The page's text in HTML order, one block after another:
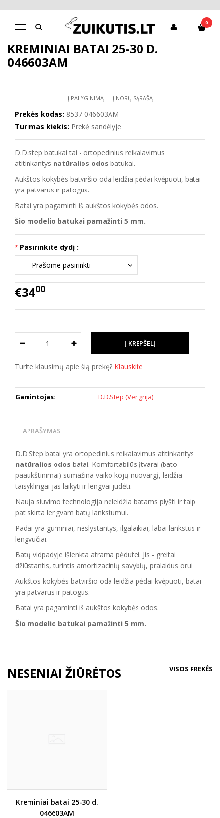
Navigacija
0
Pagrindinis Batai mergaitei
D.D.Step batai mergaitėms
Kreminiai batai 25-30 d. 046603AM
KREMINIAI BATAI 25-30 D.
046603AM
Į PALYGINIMĄ Į NORŲ SĄRAŠĄ
Prekės kodas: 8537-046603AM
Turimas kiekis: Prekė sandėlyje
D.D.step batukai tai - ortopedinius reikalavimus
atitinkantys natūralios odos batukai.
Aukštos kokybės batviršio oda leidžia pėdai kvėpuoti, batai
yra patvarūs ir patogūs.
Batai yra pagaminti iš aukštos kokybės odos.
Šio modelio batukai pamažinti 5 mm.
Pasirinkite dydį :
€3400
Turite klausimų apie šią prekę? Klauskite
Gamintojas: D.D.Step (Vengrija)
APRAŠYMAS
D.D.Step batai yra ortopedinius reikalavimus atitinkantys
natūralios odos batai. Komfortabilūs įtvarai (bato
paaukštinimai) sumažina vaiko kojų nuovargį, leidžia
taisyklingai jas laikyti ir lengvai judėti.
Nauja siuvimo technologija neleidžia batams plyšti ir taip
pat skirta lengvam batų lankstumui.
Padai yra guminiai, neslystantys, ilgalaikiai, labai lankstūs ir
lengvučiai.
Batų vidpadyje išlenkta atrama pėdutei. Jis - greitai
džiūstantis, turintis amortizacinių savybių, pralaidus orui.
Aukštos kokybės batviršio oda leidžia pėdai kvėpuoti, batai
yra patvarūs ir patogūs.
Batai yra pagaminti iš aukštos kokybės odos.
Šio modelio batukai pamažinti 5 mm.
NESENIAI ŽIŪRĖTOS VISOS PREKĖS
Kreminiai batai 25-30 d.
046603AM